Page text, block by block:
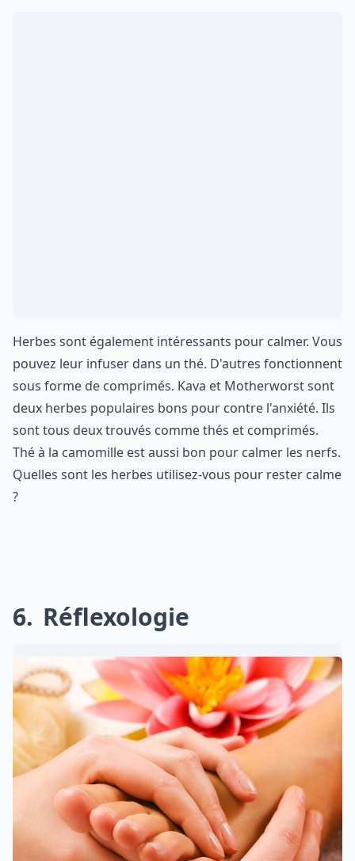
Herbes sont également intéressants pour calmer. Vous
pouvez leur infuser dans un thé. D'autres fonctionnent
sous forme de comprimés. Kava et Motherworst sont
deux herbes populaires bons pour contre l'anxiété. Ils
sont tous deux trouvés comme thés et comprimés.
Thé à la camomille est aussi bon pour calmer les nerfs.
Quelles sont les herbes utilisez-vous pour rester calme
?
6 Réflexologie